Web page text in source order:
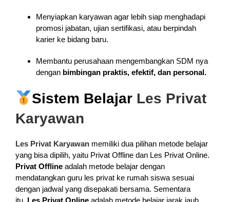
Menyiapkan karyawan agar lebih siap menghadapi
promosi jabatan, ujian sertifikasi, atau berpindah
karier ke bidang baru.
Membantu perusahaan mengembangkan SDM nya
dengan bimbingan praktis, efektif, dan personal.
Sistem Belajar Les Privat
Karyawan
Les Privat Karyawanmemiliki dua pilihan metode belajar
yang bisa dipilih, yaitu Privat Offline dan Les Privat Online.
Privat Offlineadalah metode belajar dengan
mendatangkan guru les privat ke rumah siswa sesuai
dengan jadwal yang disepakati bersama. Sementara
itu, Les Privat Onlineadalah metode belajar jarak jauh